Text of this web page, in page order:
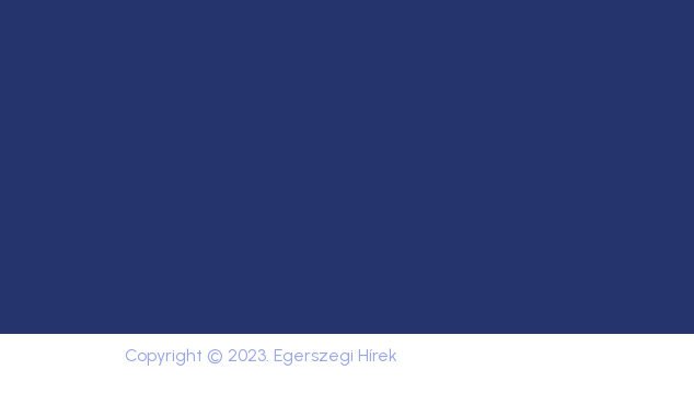
Copyright © 2023. Egerszegi Hírek